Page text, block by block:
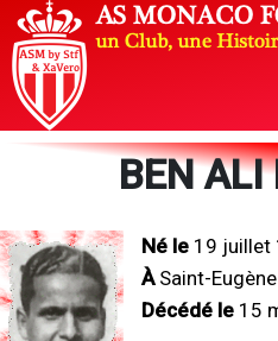
BEN
Né le 19 juillet
ÀSaint-
Décédé le 15